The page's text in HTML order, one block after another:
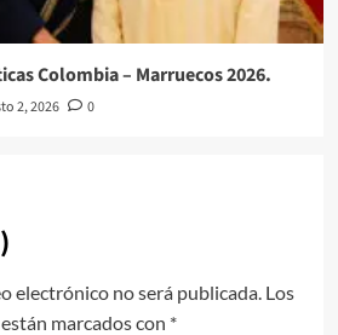
Colombia – Marruecos 2026.
2, 2026 0
electrónico no será publicada. Los
marcados con *